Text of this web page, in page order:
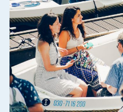
Over Sloepdelen
Veel gestelde
Werken bij
Algemene